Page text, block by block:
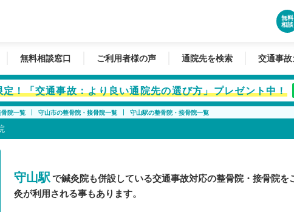
無料
相談
無料相談窓口 ご利用者様の声 通院先を検索 交通事故
！「交通事故：より良い通院先の選び方」プレゼント中！
院一覧 守山市の整骨院・接骨院一覧 守山駅の整骨院・接骨院一覧
守山駅で鍼灸院も併設している交通事故対応の整骨院・接骨院
灸が利用される事もあります。